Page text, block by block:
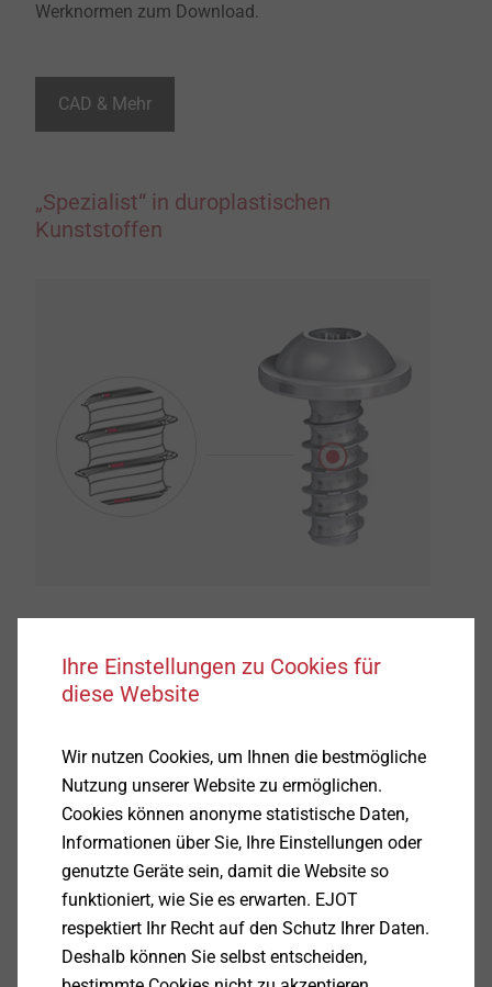
Werknormen zum Download.
CAD & Mehr
„Spezialist“ in duroplastischen
Kunststoffen
Alternative Materialien und Werkstoffe, die vor
wenigen Jahren noch nicht im Fokus
unterschiedlichsten industriellen Anwendungen. In
diesem Zusammenhang sind insbesondere
duroplastische Kunststoffe zu nennen, die oftmals
andere Werkstoffe ersetzen, in der Automobilindustrie
meist aus Gründen der Gewichtseinsparung von
Bauteilen. Die sichere und langlebige Verbindung
dieser oftmals hoch belasteten Bauteile stellt dabei
höchste Anforderungen an die zum Einsatz
Ihre Einstellungen zu Cookies für
diese Website
Wir nutzen Cookies, um Ihnen die bestmögliche
Nutzung unserer Website zu ermöglichen.
Cookies können anonyme statistische Daten,
Informationen über Sie, Ihre Einstellungen oder
genutzte Geräte sein, damit die Website so
funktioniert, wie Sie es erwarten. EJOT
respektiert Ihr Recht auf den Schutz Ihrer Daten.
Deshalb können Sie selbst entscheiden,